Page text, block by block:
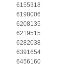
6155318
6198006
6208135
6219515
6282038
6391654
6456160